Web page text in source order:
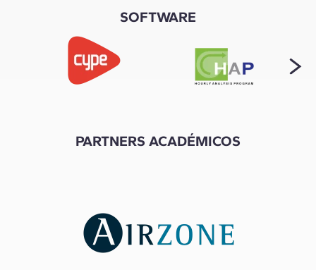
SOFTWARE
PARTNERS ACADÉMICOS